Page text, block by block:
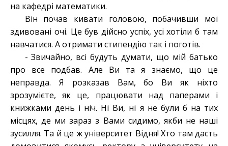
на кафедрі математики.
Він почав кивати головою, побачивши мої
здивовані очі. Це був дійсно успіх, усі хотіли б там
навчатися. А отримати стипендію так і поготів.
- Звичайно, всі будуть думати, що мій батько
про все подбав. Але Ви та я знаємо, що це
неправда. Я розказав Вам, бо Ви як ніхто
зрозумієте, як це, працювати над паперами і
книжками день і ніч. Ні Ви, ні я не були б на тих
місцях, де ми зараз з Вами сидимо, якби не наші
зусилля. Та й це ж університет Відня! Хто там дасть